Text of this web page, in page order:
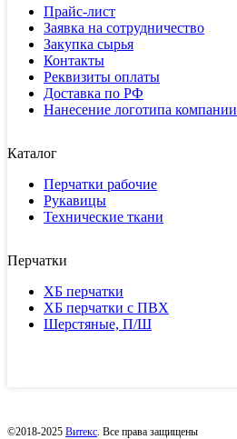
Прайс-лист
Заявка на сотрудничество
Закупка сырья
Контакты
Реквизиты оплаты
Доставка по РФ
Нанесение логотипа компании
Каталог
Перчатки рабочие
Рукавицы
Технические ткани
Перчатки
ХБ перчатки
ХБ перчатки с ПВХ
Шерстяные, П/Ш
©2018-2025 Витекс. Все права защищены